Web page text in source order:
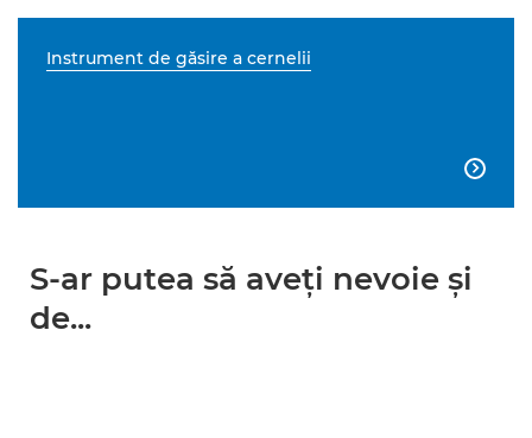
Instrument de găsire a cernelii

S-ar putea să aveţi nevoie şi
de...